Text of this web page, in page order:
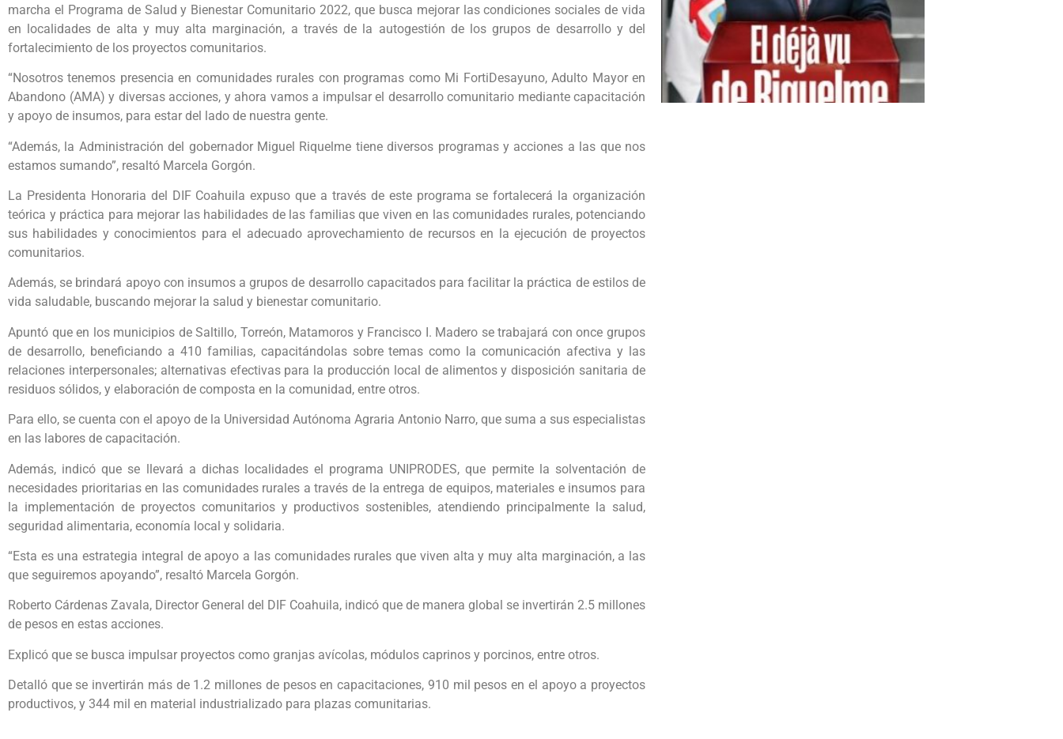
marcha el Programa de Salud y Bienestar Comunitario 2022, que busca mejorar las condiciones sociales de vida
en localidades de alta y muy alta marginación, a través de la autogestión de los grupos de desarrollo y del
fortalecimiento de los proyectos comunitarios.
“Nosotros tenemos presencia en comunidades rurales con programas como Mi FortiDesayuno, Adulto Mayor en
Abandono (AMA) y diversas acciones, y ahora vamos a impulsar el desarrollo comunitario mediante capacitación
y apoyo de insumos, para estar del lado de nuestra gente.
“Además, la Administración del gobernador Miguel Riquelme tiene diversos programas y acciones a las que nos
estamos sumando”, resaltó Marcela Gorgón.
La Presidenta Honoraria del DIF Coahuila expuso que a través de este programa se fortalecerá la organización
teórica y práctica para mejorar las habilidades de las familias que viven en las comunidades rurales, potenciando
sus habilidades y conocimientos para el adecuado aprovechamiento de recursos en la ejecución de proyectos
comunitarios.
Además, se brindará apoyo con insumos a grupos de desarrollo capacitados para facilitar la práctica de estilos de
vida saludable, buscando mejorar la salud y bienestar comunitario.
Apuntó que en los municipios de Saltillo, Torreón, Matamoros y Francisco I. Madero se trabajará con once grupos
de desarrollo, beneficiando a 410 familias, capacitándolas sobre temas como la comunicación afectiva y las
relaciones interpersonales; alternativas efectivas para la producción local de alimentos y disposición sanitaria de
residuos sólidos, y elaboración de composta en la comunidad, entre otros.
Para ello, se cuenta con el apoyo de la Universidad Autónoma Agraria Antonio Narro, que suma a sus especialistas
en las labores de capacitación.
Además, indicó que se llevará a dichas localidades el programa UNIPRODES, que permite la solventación de
necesidades prioritarias en las comunidades rurales a través de la entrega de equipos, materiales e insumos para
la implementación de proyectos comunitarios y productivos sostenibles, atendiendo principalmente la salud,
seguridad alimentaria, economía local y solidaria.
“Esta es una estrategia integral de apoyo a las comunidades rurales que viven alta y muy alta marginación, a las
que seguiremos apoyando”, resaltó Marcela Gorgón.
Roberto Cárdenas Zavala, Director General del DIF Coahuila, indicó que de manera global se invertirán 2.5 millones
de pesos en estas acciones.
Explicó que se busca impulsar proyectos como granjas avícolas, módulos caprinos y porcinos, entre otros.
Detalló que se invertirán más de 1.2 millones de pesos en capacitaciones, 910 mil pesos en el apoyo a proyectos
productivos, y 344 mil en material industrializado para plazas comunitarias.